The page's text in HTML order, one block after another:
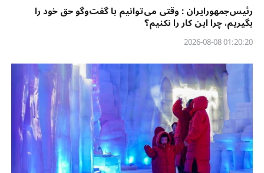
رئیس‌جمهورایران : وقتی می‌توانیم با گفت‌وگو حق خود را
بگیریم، چرا این کار را نکنیم؟
01:20:20 2026-08-08